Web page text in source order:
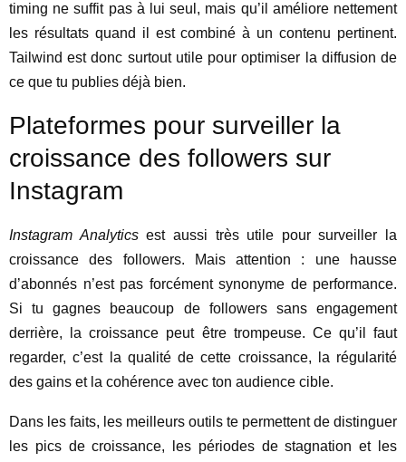
timing ne suffit pas à lui seul, mais qu’il améliore nettement
les résultats quand il est combiné à un contenu pertinent.
Tailwind est donc surtout utile pour optimiser la diffusion de
ce que tu publies déjà bien.
Plateformes pour surveiller la
croissance des followers sur
Instagram
Instagram Analyticsest aussi très utile pour surveiller la
croissance des followers. Mais attention : une hausse
d’abonnés n’est pas forcément synonyme de performance.
Si tu gagnes beaucoup de followers sans engagement
derrière, la croissance peut être trompeuse. Ce qu’il faut
regarder, c’est la qualité de cette croissance, la régularité
des gains et la cohérence avec ton audience cible.
Dans les faits, les meilleurs outils te permettent de distinguer
les pics de croissance, les périodes de stagnation et les